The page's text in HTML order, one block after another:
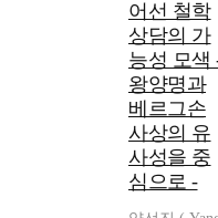
could be
classified as
quiet, similar
yin. The
functional
system
continuously
maintains the
various
functional
어선 철학
상담의 가
능성 모색
왕양명과
베르그손
사상의 유
사성을 중
심으로 -